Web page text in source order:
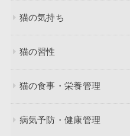
猫の気持ち
猫の習性
猫の食事・栄養管理
病気予防・健康管理